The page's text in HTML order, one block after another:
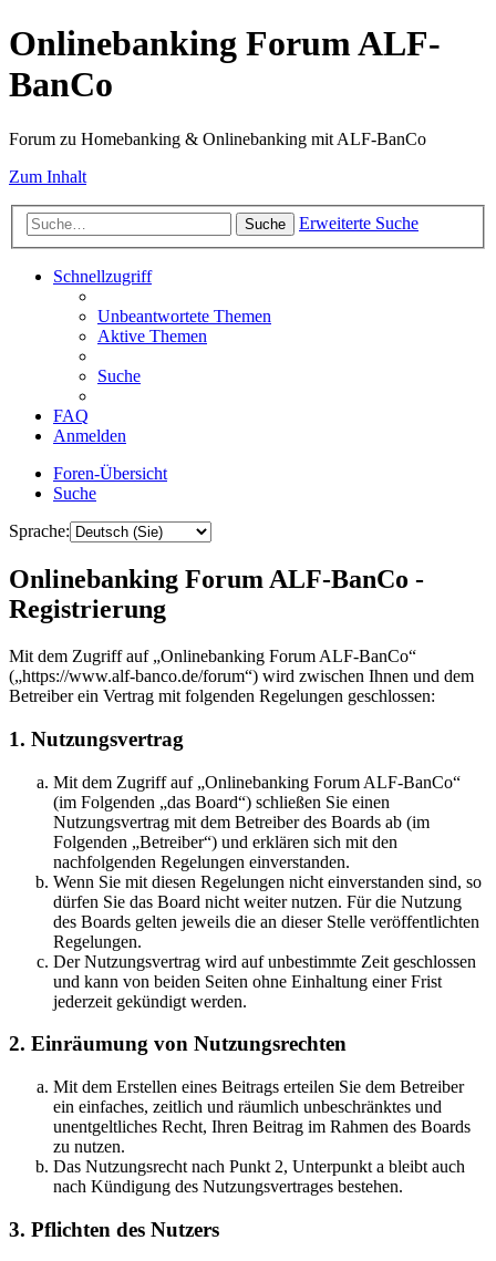
Onlinebanking Forum ALF-
BanCo
Forum zu Homebanking & Onlinebanking mit ALF-BanCo
Zum Inhalt
Suche Erweiterte Suche
Schnellzugriff
Unbeantwortete Themen
Aktive Themen
Suche
FAQ
Anmelden
Foren-Übersicht
Suche
Sprache:
Onlinebanking Forum ALF-BanCo -
Registrierung
Mit dem Zugriff auf „Onlinebanking Forum ALF-BanCo“
(„https://www.alf-banco.de/forum“) wird zwischen Ihnen und dem
Betreiber ein Vertrag mit folgenden Regelungen geschlossen:
1. Nutzungsvertrag
Mit dem Zugriff auf „Onlinebanking Forum ALF-BanCo“
(im Folgenden „das Board“) schließen Sie einen
Nutzungsvertrag mit dem Betreiber des Boards ab (im
Folgenden „Betreiber“) und erklären sich mit den
nachfolgenden Regelungen einverstanden.
Wenn Sie mit diesen Regelungen nicht einverstanden sind, so
dürfen Sie das Board nicht weiter nutzen. Für die Nutzung
des Boards gelten jeweils die an dieser Stelle veröffentlichten
Regelungen.
Der Nutzungsvertrag wird auf unbestimmte Zeit geschlossen
und kann von beiden Seiten ohne Einhaltung einer Frist
jederzeit gekündigt werden.
2. Einräumung von Nutzungsrechten
Mit dem Erstellen eines Beitrags erteilen Sie dem Betreiber
ein einfaches, zeitlich und räumlich unbeschränktes und
unentgeltliches Recht, Ihren Beitrag im Rahmen des Boards
zu nutzen.
Das Nutzungsrecht nach Punkt 2, Unterpunkt a bleibt auch
nach Kündigung des Nutzungsvertrages bestehen.
3. Pflichten des Nutzers